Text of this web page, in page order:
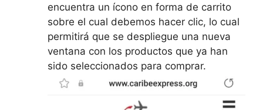
encuentra un ícono en forma de carrito
sobre el cual debemos hacer clic, lo cual
permitirá que se despliegue una nueva
ventana con los productos que ya han
sido seleccionados para comprar.